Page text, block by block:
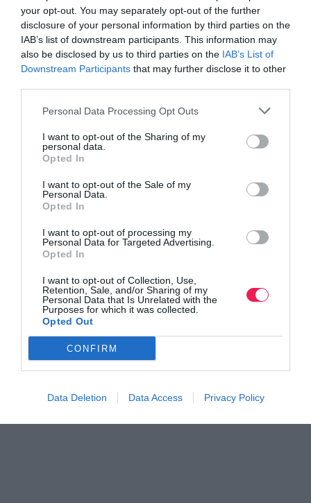
your opt-out. You may separately opt-out of the further
disclosure of your personal information by third parties on the
IAB’s list of downstream participants. This information may
also be disclosed by us to third parties on the IAB’s List of
Downstream Participants that may further disclose it to other
Personal Data Processing Opt Outs
I want to opt-out of the Sharing of my
personal data.
Opted In
I want to opt-out of the Sale of my
Personal Data.
Opted In
I want to opt-out of processing my
Personal Data for Targeted Advertising.
Opted In
I want to opt-out of Collection, Use,
Retention, Sale, and/or Sharing of my
Personal Data that Is Unrelated with the
Purposes for which it was collected.
Opted Out
CONFIRM
Data Deletion Data Access Privacy Policy
Βρες το RUNNER!
Όλα τα Τεύχη